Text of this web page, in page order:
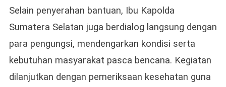
Selain penyerahan bantuan, Ibu Kapolda
Sumatera Selatan juga berdialog langsung dengan
para pengungsi, mendengarkan kondisi serta
kebutuhan masyarakat pasca bencana. Kegiatan
dilanjutkan dengan pemeriksaan kesehatan guna